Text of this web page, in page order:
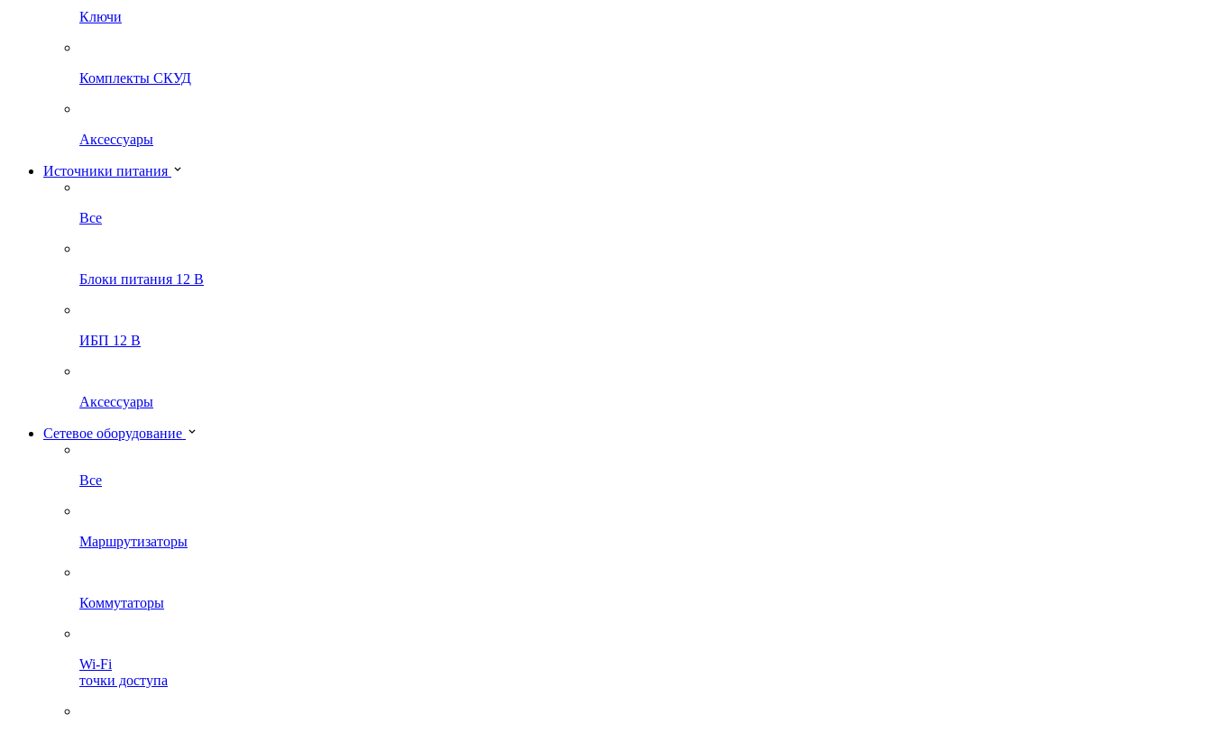
Ключи
Комплекты СКУД
Аксессуары
Источники питания
Все
Блоки питания 12 В
ИБП 12 В
Аксессуары
Сетевое оборудование
Все
Маршрутизаторы
Коммутаторы
Wi-Fi
точки доступа